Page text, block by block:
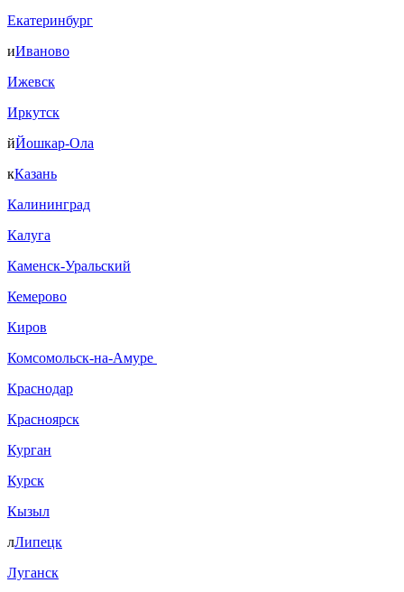
Екатеринбург
иИваново
Ижевск
Иркутск
йЙошкар-Ола
кКазань
Калининград
Калуга
Каменск-Уральский
Кемерово
Киров
Комсомольск-на-Амуре
Краснодар
Красноярск
Курган
Курск
Кызыл
лЛипецк
Луганск